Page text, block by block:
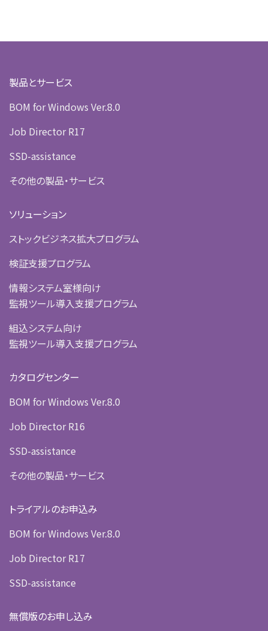
製品とサービス
BOM for Windows Ver.8.0
Job Director R17
SSD-assistance
その他の製品・サービス
ソリューション
ストックビジネス拡大プログラム
検証支援プログラム
情報システム室様向け
監視ツール導入支援プログラム
組込システム向け
監視ツール導入支援プログラム
カタログセンター
BOM for Windows Ver.8.0
Job Director R16
SSD-assistance
その他の製品・サービス
トライアルのお申込み
BOM for Windows Ver.8.0
Job Director R17
SSD-assistance
無償版のお申し込み